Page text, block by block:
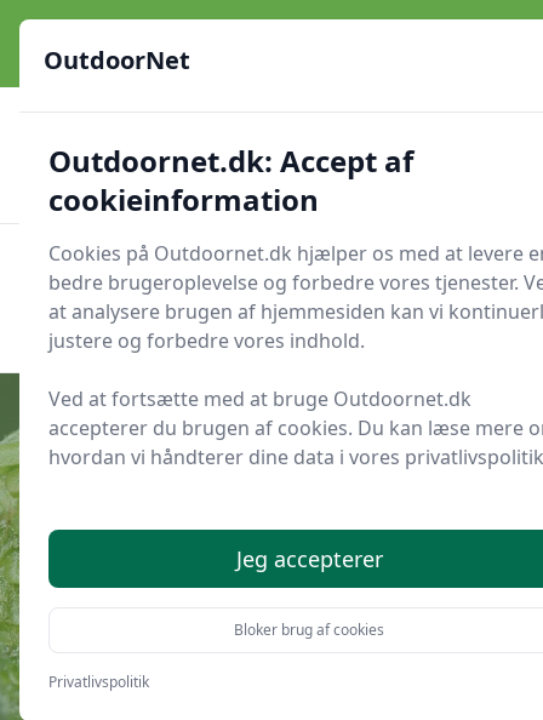
OutdoorNet - Inspiration, guides og grej til livet under åben
himmel
23 produktyper 🔐Sikker nethandel
Verificerede webshops
OutdoorNet
Søg nu
Søg nu
Sæsonguide: spiselige nåle fra
nåletræer i vinterhalvåret
OutdoorNet
Outdoornet.dk: Accept af
cookieinformation
Cookies på Outdoornet.dk hjælper os med at levere
bedre brugeroplevelse og forbedre vores tjenester.
at analysere brugen af hjemmesiden kan vi
justere og forbedre vores indhold.
Ved at fortsætte med at bruge Outdoornet.dk
accepterer du brugen af cookies. Du kan læse mere
hvordan vi håndterer dine data i vores
Jeg accepterer
Bloker brug af cookies
Privatlivspolitik